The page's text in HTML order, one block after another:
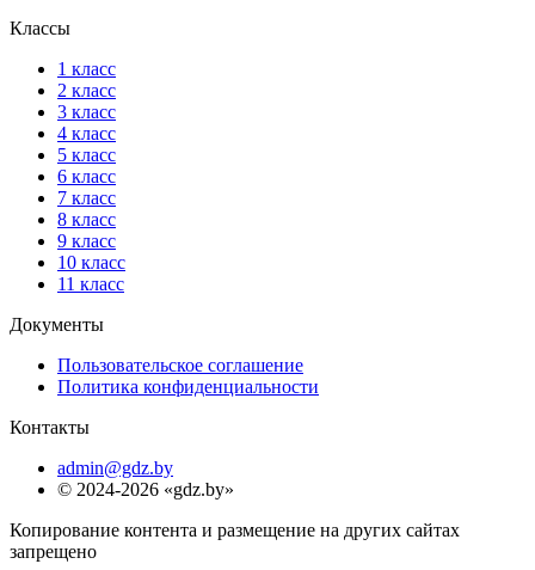
Классы
1 класс
2 класс
3 класс
4 класс
5 класс
6 класс
7 класс
8 класс
9 класс
10 класс
11 класс
Документы
Пользовательское соглашение
Политика конфиденциальности
Контакты
admin@gdz.by
© 2024-2026 «gdz.by»
Копирование контента и размещение на других сайтах
запрещено